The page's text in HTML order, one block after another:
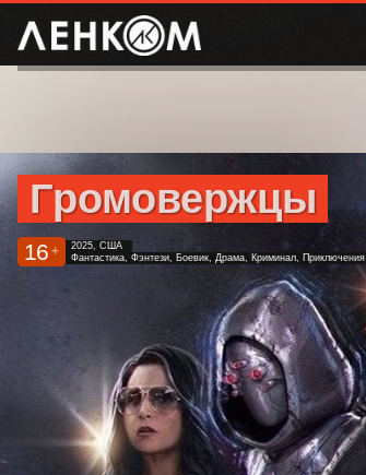
Громовержцы
16 +
2025, США
Фантастика, Фэнтези, Боевик, Драма, Криминал, Приключения